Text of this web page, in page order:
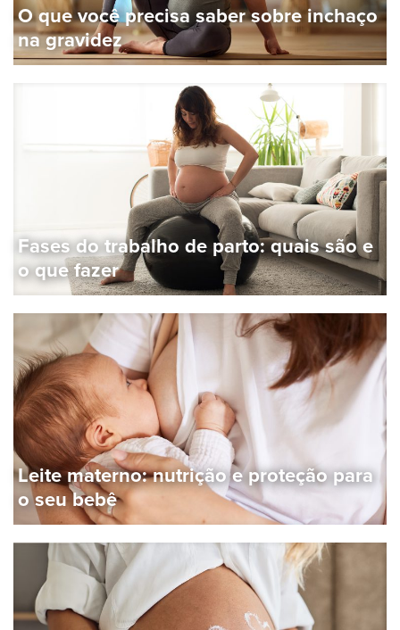
O que você precisa saber sobre inchaço
na gravidez
Fases do trabalho de parto: quais são e
o que fazer
Leite materno: nutrição e proteção para
o seu bebê